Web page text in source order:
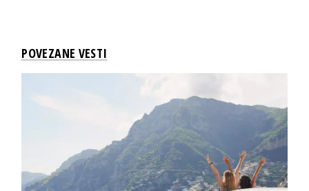
POVEZANE VESTI